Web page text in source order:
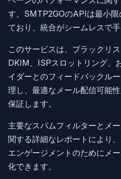
す。SMTP2GOのAPIは最小
ており、統合がシームレスで手
このサービスは、ブラックリ
DKIM、ISPスロットリング、
イダーとのフィードバックル
理し、最適なメール配信可能
保証します。
主要なスパムフィルターとメ
関する詳細なレポートにより
エンゲージメントのためにメ
化できます。